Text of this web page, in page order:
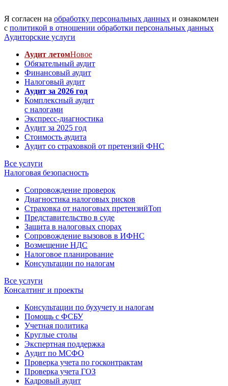
Я согласен на обработку персональных данных и ознакомлен
с политикой в отношении обработки персональных данных
Аудиторские услуги
Аудит летомНовое
Обязательный аудит
Финансовый аудит
Налоговый аудит
Аудит за 2026 год
Комплексный аудит
с налогами
Экспресс-диагностика
Аудит за 2025 год
Стоимость аудита
Аудит со страховкой от претензий ФНС
Все услуги
Налоговая безопасность
Сопровождение проверок
Диагностика налоговых рисков
Страховка от налоговых претензийТоп
Представительство в суде
Защита в налоговых спорах
Сопровождение вызовов в ИФНС
Возмещение НДС
Налоговое планирование
Консультации по налогам
Все услуги
Консалтинг и проекты
Консультации по бухучету и налогам
Помощь с ФСБУ
Учетная политика
Круглые столы
Экспертная поддержка
Аудит по МСФО
Проверка учета по госконтрактам
Проверка учета ГОЗ
Кадровый аудит